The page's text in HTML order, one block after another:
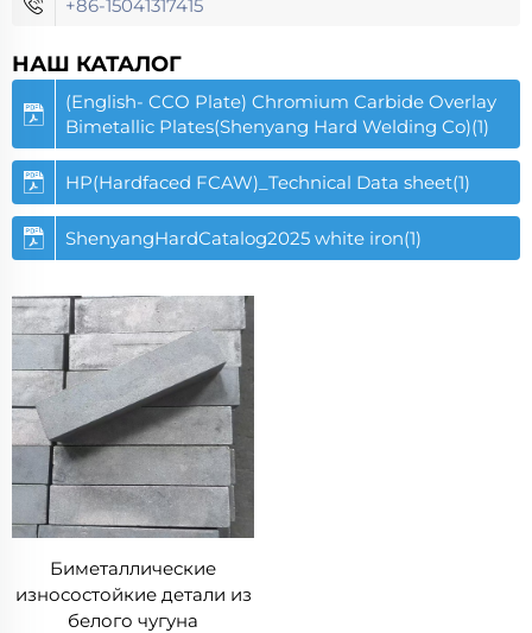
+86-15041317415
НАШ КАТАЛОГ
(English- CCO Plate) Chromium Carbide Overlay
Bimetallic Plates(Shenyang Hard Welding Co)(1)
HP(Hardfaced FCAW)_Technical Data sheet(1)
ShenyangHardCatalog2025 white iron(1)
Биметаллические
износостойкие детали из
белого чугуна